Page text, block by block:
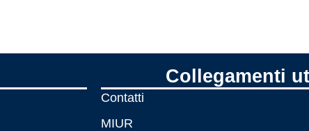
Collegamenti
Contatti
MIUR